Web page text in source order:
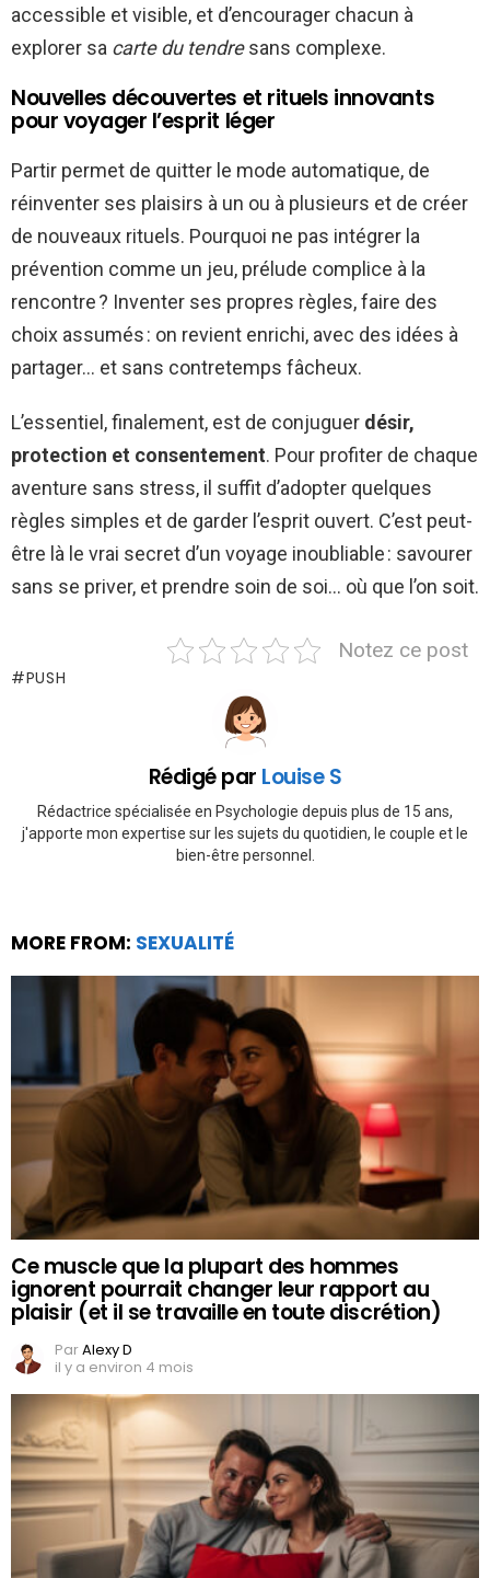
accessible et visible, et d’encourager chacun à
explorer sa carte du tendresans complexe.
Nouvelles découvertes et rituels innovants
pour voyager l’esprit léger
Partir permet de quitter le mode automatique, de
réinventer ses plaisirs à un ou à plusieurs et de créer
de nouveaux rituels. Pourquoi ne pas intégrer la
prévention comme un jeu, prélude complice à la
rencontre ? Inventer ses propres règles, faire des
choix assumés : on revient enrichi, avec des idées à
partager… et sans contretemps fâcheux.
L’essentiel, finalement, est de conjuguer désir,
protection et consentement. Pour profiter de chaque
aventure sans stress, il suffit d’adopter quelques
règles simples et de garder l’esprit ouvert. C’est peut-
être là le vrai secret d’un voyage inoubliable : savourer
sans se priver, et prendre soin de soi… où que l’on soit.
Notez ce post
PUSH
Rédigé par Louise S
Rédactrice spécialisée en Psychologie depuis plus de 15 ans,
j'apporte mon expertise sur les sujets du quotidien, le couple et le
bien-être personnel.
MORE FROM: SEXUALITÉ
Ce muscle que la plupart des hommes
ignorent pourrait changer leur rapport au
plaisir (et il se travaille en toute discrétion)
ParAlexy D
il y a environ 4 mois